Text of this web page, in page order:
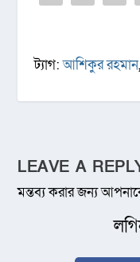
ট্যাগ:আশিকুর রহমান
LEAVE A
মন্তব্য করার জন্য